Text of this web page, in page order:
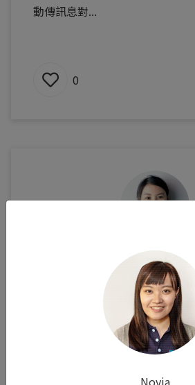
動傳訊息對...
0
Vanessa
見證53歲媽咪的圓
六月底，一位53歲藉由借卵療程
著剛出生的寶貝兒子和美味的花
我們分享喜悅。 回想她每次來診
帳時也總是俐落乾脆。如今看著
Novia